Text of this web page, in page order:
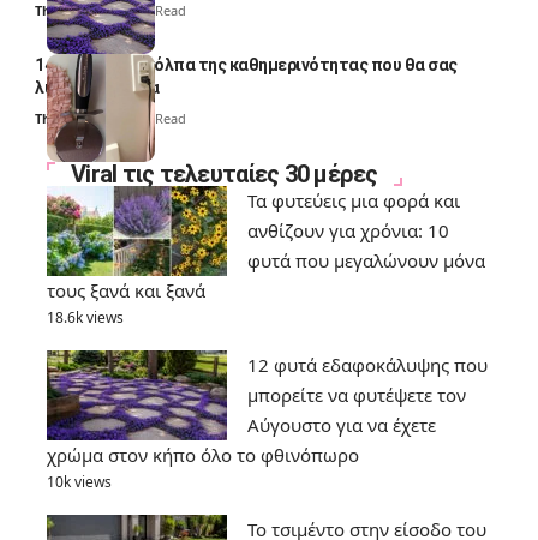
Thali Ombre7 Min Read
14 πανέξυπνα κόλπα της καθημερινότητας που θα σας
λύσουν τα χέρια
Thali Ombre 6 Min Read
Viral τις τελευταίες 30 μέρες
Τα φυτεύεις μια φορά και
ανθίζουν για χρόνια: 10
φυτά που μεγαλώνουν μόνα
τους ξανά και ξανά
18.6k views
12 φυτά εδαφοκάλυψης που
μπορείτε να φυτέψετε τον
Αύγουστο για να έχετε
χρώμα στον κήπο όλο το φθινόπωρο
10k views
Το τσιμέντο στην είσοδο του